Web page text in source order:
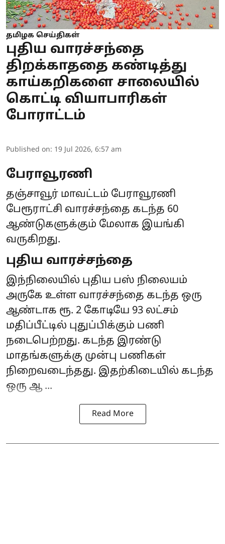
தமிழக செய்திகள்
புதிய வாரச்சந்தை
திறக்காததை கண்டித்து
காய்கறிகளை சாலையில்
கொட்டி வியாபாரிகள்
போராட்டம்
Published on: 19 Jul 2026, 6:57 am
பேராவூரணி
தஞ்சாவூர் மாவட்டம் பேராவூரணி
பேரூராட்சி வாரச்சந்தை கடந்த 60
ஆண்டுகளுக்கும் மேலாக இயங்கி
வருகிறது.
புதிய வாரச்சந்தை
இந்நிலையில் புதிய பஸ் நிலையம்
அருகே உள்ள வாரச்சந்தை கடந்த ஒரு
ஆண்டாக ரூ. 2 கோடியே 93 லட்சம்
மதிப்பீட்டில் புதுப்பிக்கும் பணி
நடைபெற்றது. கடந்த இரண்டு
மாதங்களுக்கு முன்பு பணிகள்
நிறைவடைந்தது. இதற்கிடையில் கடந்த
ஒரு ஆ ...
Read More